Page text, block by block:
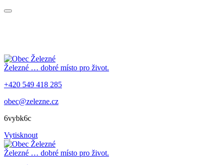
Železné … dobré místo pro život.
+420 549 418 285
obec@zelezne.cz
6vybk6c
Vytisknout
Železné … dobré místo pro život.